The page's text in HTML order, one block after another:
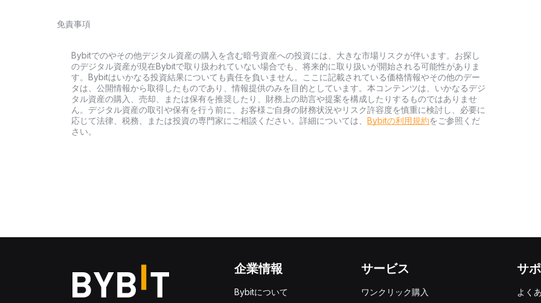
免責事項
Bybitでのやその他デジタル資産の購入を含む暗号資産への投資には、大きな市場リスクが伴います。お探し
のデジタル資産が現在Bybitで取り扱われていない場合でも、将来的に取り扱いが開始される可能性がありま
す。Bybitはいかなる投資結果についても責任を負いません。ここに記載されている価格情報やその他のデー
タは、公開情報から取得したものであり、情報提供のみを目的としています。本コンテンツは、いかなるデジ
タル資産の購入、売却、または保有を推奨したり、財務上の助言や提案を構成したりするものではありませ
ん。デジタル資産の取引や保有を行う前に、お客様ご自身の財務状況やリスク許容度を慎重に検討し、必要に
応じて法律、税務、または投資の専門家にご相談ください。詳細については、 Bybitの利用規約をご参照くだ
さい。
企業情報
Bybitについて
サービス
ワンクリック購入
サ
よく